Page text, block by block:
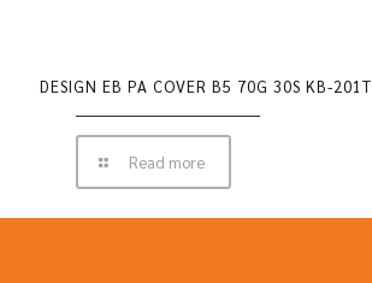
DESIGN EB PA COVER B5 70G 30S KB-201T
Read more